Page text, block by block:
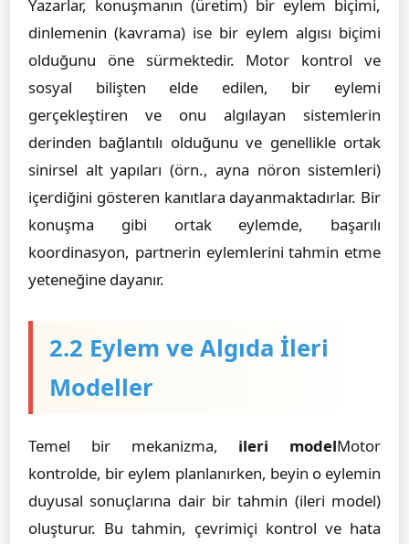
Yazarlar, konuşmanın (üretim) bir eylem biçimi,
dinlemenin (kavrama) ise bir eylem algısı biçimi
olduğunu öne sürmektedir. Motor kontrol ve
sosyal bilişten elde edilen, bir eylemi
gerçekleştiren ve onu algılayan sistemlerin
derinden bağlantılı olduğunu ve genellikle ortak
sinirsel alt yapıları (örn., ayna nöron sistemleri)
içerdiğini gösteren kanıtlara dayanmaktadırlar. Bir
konuşma gibi ortak eylemde, başarılı
koordinasyon, partnerin eylemlerini tahmin etme
yeteneğine dayanır.
2.2 Eylem ve Algıda İleri
Modeller
Temel bir mekanizma, ileri modelMotor
kontrolde, bir eylem planlanırken, beyin o eylemin
duyusal sonuçlarına dair bir tahmin (ileri model)
oluşturur. Bu tahmin, çevrimiçi kontrol ve hata